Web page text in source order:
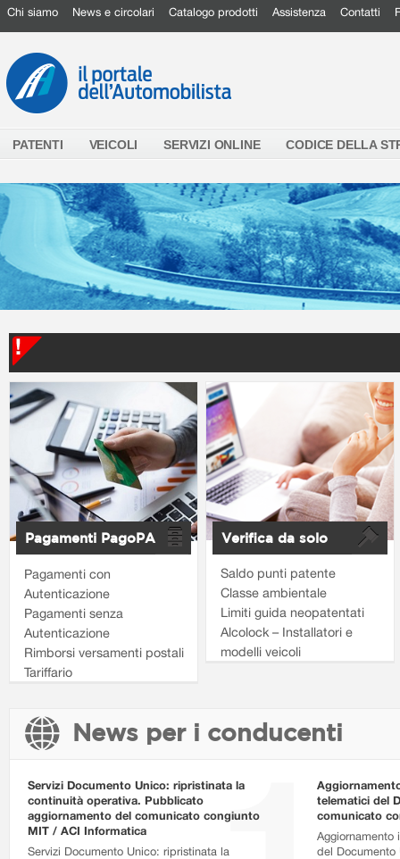
Chi siamo News e circolari Catalogo prodotti Assistenza Contatti
PATENTI VEICOLI SERVIZI ONLINE CODICE DELLA
Pagamenti PagoPA
Pagamenti con
Autenticazione
Pagamenti senza
Autenticazione
Rimborsi versamenti postali
Tariffario
Verifica da solo
Saldo punti patente
Classe ambientale
Limiti guida neopatentati
Alcolock – Installatori e
modelli veicoli
News per i conducenti
Servizi Documento Unico: ripristinata la
continuità operativa. Pubblicato
aggiornamento del comunicato congiunto
MIT / ACI Informatica
Servizi Documento Unico: ripristinata la
telematici del
comunicato
Aggiornamento
del Documento